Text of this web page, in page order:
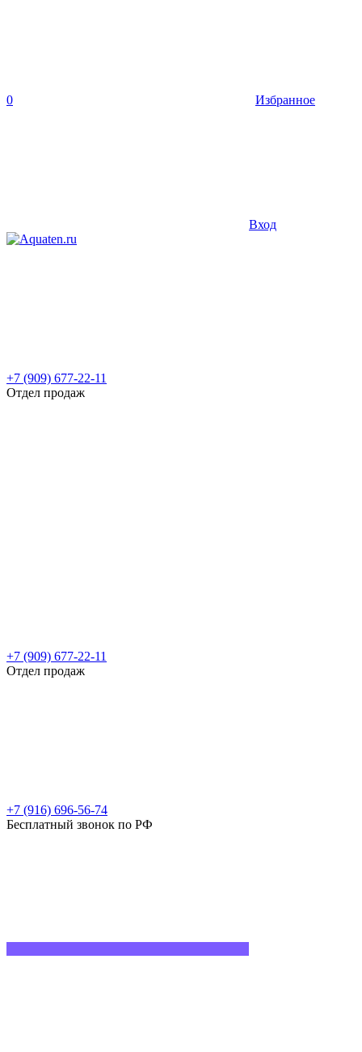
0 Избранное
Вход
+7 (909) 677-22-11
Отдел продаж
+7 (909) 677-22-11
Отдел продаж
+7 (916) 696-56-74
Бесплатный звонок по РФ